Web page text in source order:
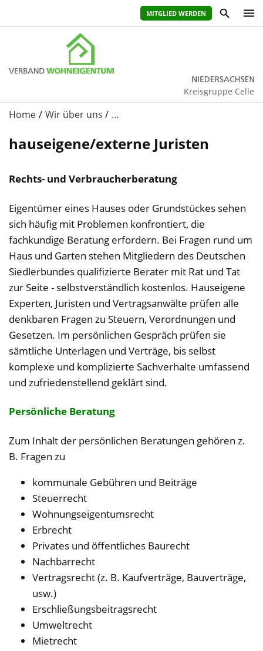
MITGLIED WERDEN
Kreisgruppe Celle
Home Wir über uns …
hauseigene/externe Juristen
Rechts- und Verbraucherberatung
Eigentümer eines Hauses oder Grundstückes sehen
sich häufig mit Problemen konfrontiert, die
fachkundige Beratung erfordern. Bei Fragen rund um
Haus und Garten stehen Mitgliedern des Deutschen
Siedlerbundes qualifizierte Berater mit Rat und Tat
zur Seite - selbstverständlich kostenlos. Hauseigene
Experten, Juristen und Vertragsanwälte prüfen alle
denkbaren Fragen zu Steuern, Verordnungen und
Gesetzen. Im persönlichen Gespräch prüfen sie
sämtliche Unterlagen und Verträge, bis selbst
komplexe und komplizierte Sachverhalte umfassend
und zufriedenstellend geklärt sind.
Persönliche Beratung
Zum Inhalt der persönlichen Beratungen gehören z.
B. Fragen zu
kommunale Gebühren und Beiträge
Steuerrecht
Wohnungseigentumsrecht
Erbrecht
Privates und öffentliches Baurecht
Nachbarrecht
Vertragsrecht (z. B. Kaufverträge, Bauverträge,
usw.)
Erschließungsbeitragsrecht
Umweltrecht
Mietrecht